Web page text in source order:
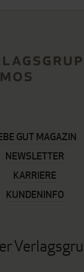
GUT MAGAZIN
NEWSLETTER
KARRIERE
KUNDENINFO